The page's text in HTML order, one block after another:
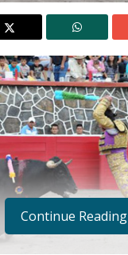
Continue Reading